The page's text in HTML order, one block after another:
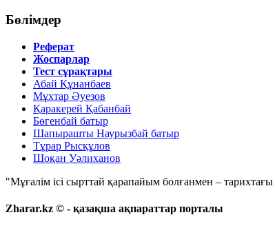
Бөлімдер
Реферат
Жоспарлар
Тест сұрақтары
Абай Құнанбаев
Мұхтар Әуезов
Қаракерей Қабанбай
Бөгенбай батыр
Шапырашты Наурызбай батыр
Тұрар Рысқұлов
Шоқан Уәлиханов
"Мұғалім ісі сырттай қарапайым болғанмен – тарихтағы
Zharar.kz © - қазақша ақпараттар порталы